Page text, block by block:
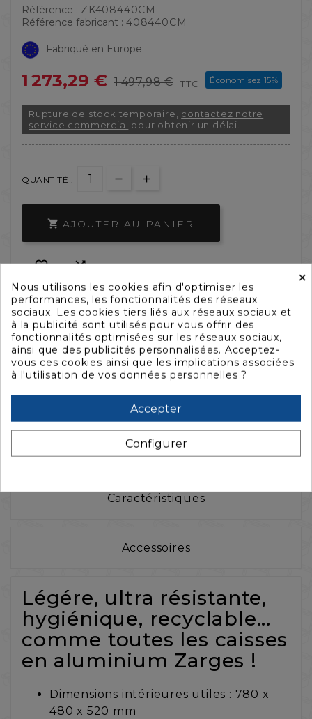
Référence : ZK408440CM
Référence fabricant : 408440CM
Fabriqué en Europe
1 273,29 € 1 497,98 € TTC Économisez 15%
Rupture de stock temporaire, contactez notre
service commercial pour obtenir un délai.
QUANTITÉ :
 AJOUTER AU PANIER
 
Besoin d'un aménagement sur-mesure ?
La description
Caractéristiques
Accessoires
Légére, ultra résistante,
hygiénique, recyclable...
comme toutes les caisses
en aluminium Zarges !
Dimensions intérieures utiles : 780 x
480 x 520 mm
×
Nous utilisons les cookies afin d'optimiser les
performances, les fonctionnalités des réseaux
sociaux. Les cookies tiers liés aux réseaux sociaux et
à la publicité sont utilisés pour vous offrir des
fonctionnalités optimisées sur les réseaux sociaux,
ainsi que des publicités personnalisées. Acceptez-
vous ces cookies ainsi que les implications associées
à l'utilisation de vos données personnelles ?
Accepter
Configurer